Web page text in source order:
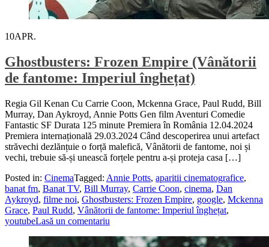
10APR.
Ghostbusters: Frozen Empire (Vânătorii
de fantome: Imperiul înghețat)
Regia Gil Kenan Cu Carrie Coon, Mckenna Grace, Paul Rudd, Bill
Murray, Dan Aykroyd, Annie Potts Gen film Aventuri Comedie
Fantastic SF Durata 125 minute Premiera în România 12.04.2024
Premiera internațională 29.03.2024 Când descoperirea unui artefact
străvechi dezlănțuie o forță malefică, Vânătorii de fantome, noi și
vechi, trebuie să-și unească forțele pentru a-și proteja casa […]
Posted in: CinemaTagged: Annie Potts, aparitii cinematografice,
banat fm, Banat TV, Bill Murray, Carrie Coon, cinema, Dan
Aykroyd, filme noi, Ghostbusters: Frozen Empire, google, Mckenna
Grace, Paul Rudd, Vânătorii de fantome: Imperiul înghețat,
youtubeLasă un comentariu